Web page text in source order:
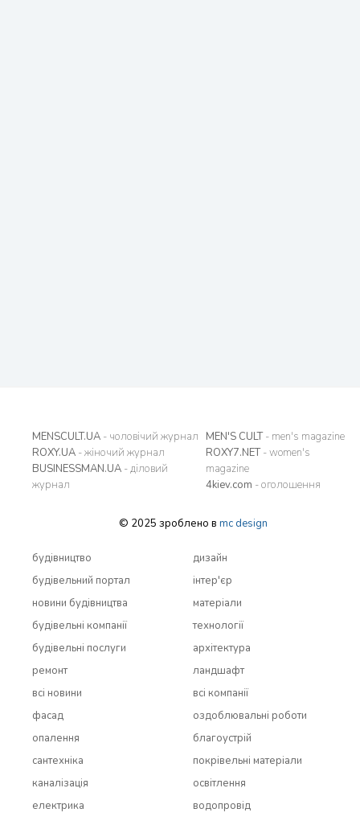
MENSCULT.UA - чоловічий журнал
ROXY.UA - жіночий журнал
BUSINESSMAN.UA - діловий
журнал
MEN'S CULT- men's magazine
ROXY7.NET- women's
magazine
4kiev.com - оголошення
© 2025 зроблено в mc design
будівництво
будівельний портал
новини будівництва
будівельні компанії
будівельні послуги
ремонт
всi новини
дизайн
інтер'єр
матеріали
технології
архітектура
ландшафт
всi компанії
фасад
опалення
сантехніка
каналізація
електрика
оздоблювальні роботи
благоустрій
покрівельні матеріали
освітлення
водопровід